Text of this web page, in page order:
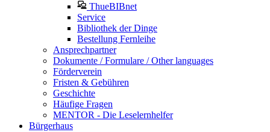
ThueBIBnet
Service
Bibliothek der Dinge
Bestellung Fernleihe
Ansprechpartner
Dokumente / Formulare / Other languages
Förderverein
Fristen & Gebühren
Geschichte
Häufige Fragen
MENTOR - Die Leselernhelfer
Bürgerhaus